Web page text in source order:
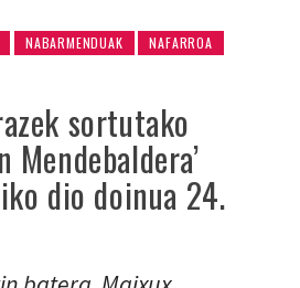
NABARMENDUAK
NAFARROA
sortutako
Mendebaldera’
dio doinua 24.